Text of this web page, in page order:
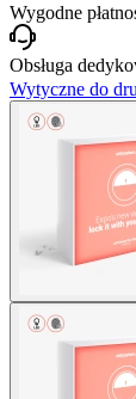
Wygodne
Obsługa
Wytyczne do